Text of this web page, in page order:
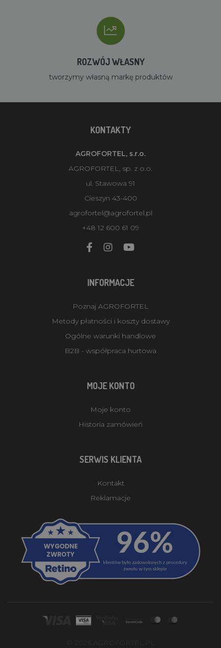
ROZWÓJ WŁASNY
tworzymy własną markę produktów
KONTAKTY
AGROFORTEL, s.r.o.
AGROFORTEL, sp. z o.o.
ul. Stawowa 91
Cieszyn 43-400
agrofortel@agrofortel.pl
+48 12 600 61 09
INFORMACJE
Poznaj AGROFORTEL
Metody płatności i koszty dostawy
Ogólne warunki handlowe
B2B - współpraca hurtowa
MOJE KONTO
Moje konto
Historia zamówień
SERWIS KLIENTA
Kontakt
Reklamacje